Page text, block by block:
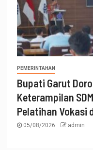
PEMERINTAHAN
Bupati Garut
Keterampilan
Pelatihan Vokasi
05/08/2026 admin